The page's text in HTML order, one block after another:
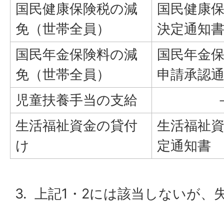
国民健康保険税の減
免（世帯全員）
国民健康
決定通知書
国民年金保険料の減
免（世帯全員）
国民年金
申請承認
児童扶養手当の支給
生活福祉資金の貸付
け
生活福祉
定通知書
3. 上記1・2には該当しないが、